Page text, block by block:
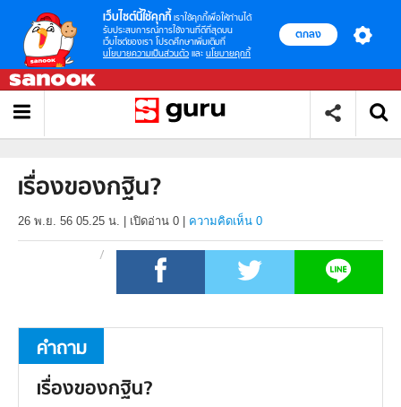
เว็บไซต์นี้ใช้คุกกี้ เราใช้คุกกี้เพื่อให้ท่านได้
รับประสบการณ์การใช้งานที่ดีที่สุดบน
เว็บไซต์ของเรา โปรดศึกษาเพิ่มเติมที่
นโยบายความเป็นส่วนตัว และ นโยบายคุกกี้
ตกลง
เรื่องของกฐิน?
26 พ.ย. 56 05.25 น. เปิดอ่าน 0 ความคิดเห็น 0
คำถาม
เรื่องของกฐิน?